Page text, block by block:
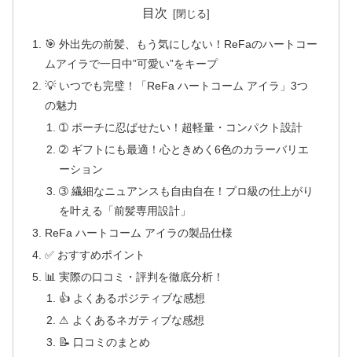
目次
🎯 外出先の前髪、もう気にしない！ReFaのハートコー
ムアイラで一日中”可愛い”をキープ
💡 いつでも完璧！「ReFa ハートコーム アイラ」3つ
の魅力
➀ ポーチに忍ばせたい！超軽量・コンパクト設計
➁ ギフトにも最適！心ときめく6色のカラーバリエ
ーション
➂ 繊細なニュアンスも自由自在！プロ級の仕上がり
を叶える「前髪専用設計」
ReFa ハートコーム アイラの製品仕様
✅ おすすめポイント
📊 実際の口コミ・評判を徹底分析！
👍 よくあるポジティブな感想
⚠ よくあるネガティブな感想
📝 口コミのまとめ